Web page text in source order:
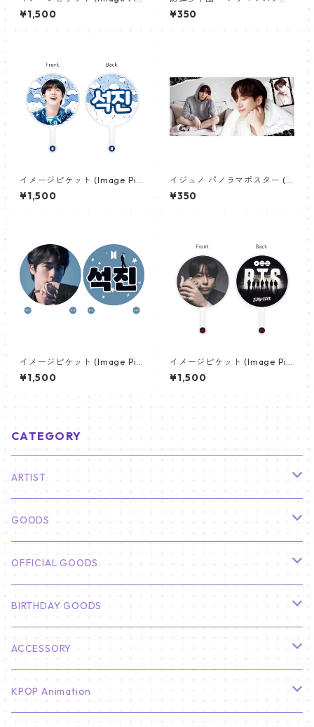
ket) うちわ - ジミン(JIMIN-1
6)
¥1,500
(BTS Poster) 700*330mm
【ジェイホープ J-HOPE-26】
¥350
イメージピケット (Image Pic
ket) うちわ - ジン (JIN-10)
¥1,500
イジュノ パノラマポスター (L
eeJunho Poster) 700*330
mm 【leejunho-01】
¥350
イメージピケット (Image Pic
ket) うちわ - ジン (JIN-16)
¥1,500
イメージピケット (Image Pic
ket) うちわ - ジョングク (JU
NGKOOK_19)
¥1,500
CATEGORY
ARTIST
俳優
CHA EUN WOO
HYUNBIN
BTS
JIN
J-HOPE
SEVENTEEN
S.COUPS
ジョンハン
Stray Kids
バンチャン
TXT
GOODS
カレンダー
壁掛けカレンダー
ミニ壁掛けカレンダー
フォトカードセット(60枚入り)
韓国語単語カード
プレミアム写真集
OFFICIAL GOODS
LIGHT STICK
Light Stick Pouch
BT21
Stray Kids
BIRTHDAY GOODS
01/01 WINTER
01/16 SEUNGKWAN
ACCESSORY
PIERCE
KPOP Animation